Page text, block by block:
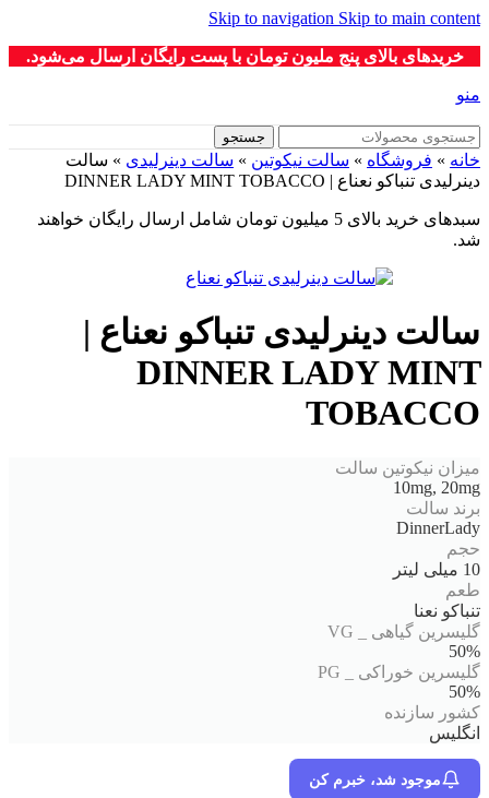
Skip to navigation Skip to main content
خریدهای بالای پنج ملیون تومان با پست رایگان ارسال می‌شود.
منو
جستجو
خانه » فروشگاه » سالت نیکوتین » سالت دینرلیدی » سالت
دینرلیدی تنباکو نعناع | DINNER LADY MINT TOBACCO
سبدهای خرید بالای 5 میلیون تومان شامل ارسال رایگان خواهند
شد.
سالت دینرلیدی تنباکو نعناع |
DINNER LADY MINT
TOBACCO
میزان نیکوتین سالت
10mg, 20mg
برند سالت
DinnerLady
حجم
10 میلی لیتر
طعم
تنباکو نعنا
گلیسرین گیاهی _ VG
50%
گلیسرین خوراکی _ PG
50%
کشور سازنده
انگلیس
موجود شد، خبرم کن